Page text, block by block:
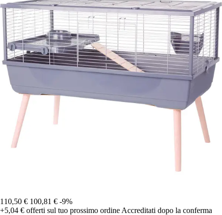
110,50 € 100,81 € -9%
+5,04 € offerti sul tuo prossimo ordineAccreditati dopo la conferma